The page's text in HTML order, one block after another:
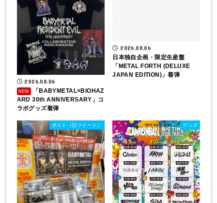
2026.08.06
「BABYMETAL×BIOHAZ
ARD 30th ANNIVERSARY」コ
ラボグッズ着弾
2026.08.06
日本独自企画・限定生産盤
「METAL FORTH (DELUXE
JAPAN EDITION)」着弾
ポスト（旧ツイート） グッズ